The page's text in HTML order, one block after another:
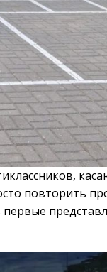
повторить